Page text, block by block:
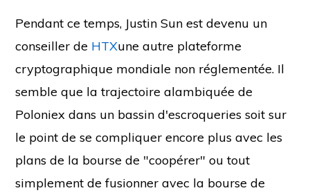
Pendant ce temps, Justin Sun est devenu un
conseiller de HTXune autre plateforme
cryptographique mondiale non réglementée. Il
semble que la trajectoire alambiquée de
Poloniex dans un bassin d'escroqueries soit sur
le point de se compliquer encore plus avec les
plans de la bourse de "coopérer" ou tout
simplement de fusionner avec la bourse de